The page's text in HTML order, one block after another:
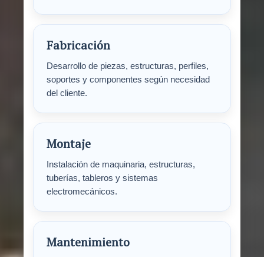
Fabricación
Desarrollo de piezas, estructuras, perfiles,
soportes y componentes según necesidad
del cliente.
Montaje
Instalación de maquinaria, estructuras,
tuberías, tableros y sistemas
electromecánicos.
Mantenimiento